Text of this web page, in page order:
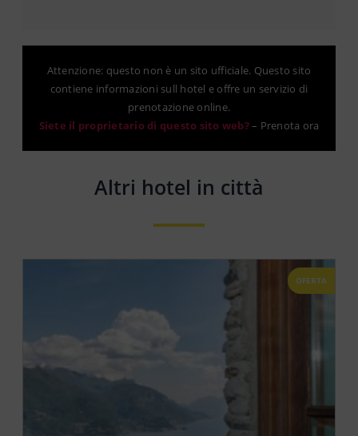
Attenzione: questo non è un sito ufficiale. Questo sito
contiene informazioni sull hotel e offre un servizio di
prenotazione online.
Siete il proprietario di questo sito web?– Prenota ora
Altri hotel in città
OFERTA